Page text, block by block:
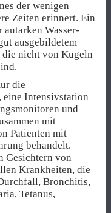
der wenigen
Zeiten erinnert. Ein
Wasser-
ausgebildetem
die nicht von Kugeln
die
eine Intensivstation
und
mit
Patienten mit
behandelt.
Gesichtern von
Krankheiten, die
Bronchitis,
Tetanus,